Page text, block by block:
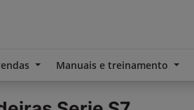
Manuais e treinamento